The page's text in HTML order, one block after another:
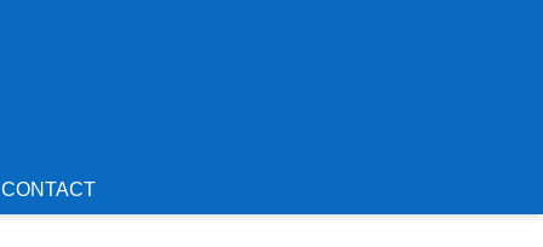
CONTACT